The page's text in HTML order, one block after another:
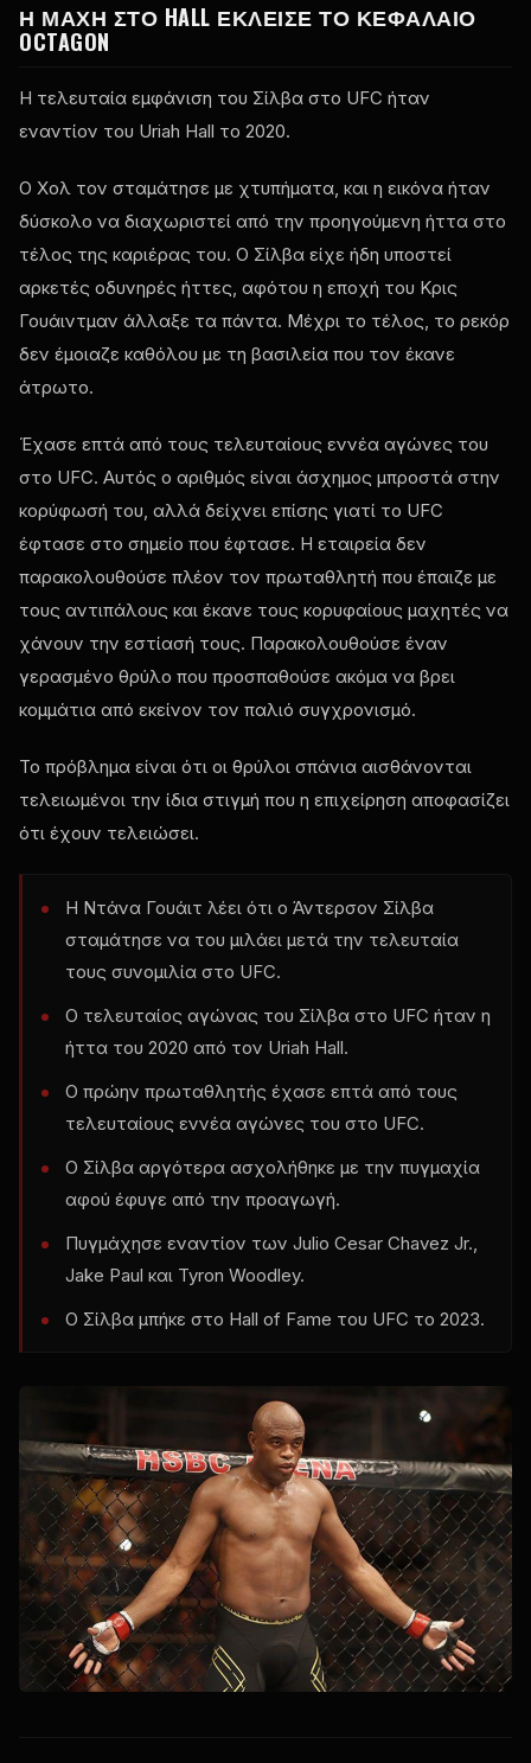
Η ΜΆΧΗ ΣΤΟ HALL ΈΚΛΕΙΣΕ ΤΟ ΚΕΦΆΛΑΙΟ
OCTAGON
Η τελευταία εμφάνιση του Σίλβα στο UFC ήταν
εναντίον του Uriah Hall το 2020.
Ο Χολ τον σταμάτησε με χτυπήματα, και η εικόνα ήταν
δύσκολο να διαχωριστεί από την προηγούμενη ήττα στο
τέλος της καριέρας του. Ο Σίλβα είχε ήδη υποστεί
αρκετές οδυνηρές ήττες, αφότου η εποχή του Κρις
Γουάιντμαν άλλαξε τα πάντα. Μέχρι το τέλος, το ρεκόρ
δεν έμοιαζε καθόλου με τη βασιλεία που τον έκανε
άτρωτο.
Έχασε επτά από τους τελευταίους εννέα αγώνες του
στο UFC. Αυτός ο αριθμός είναι άσχημος μπροστά στην
κορύφωσή του, αλλά δείχνει επίσης γιατί το UFC
έφτασε στο σημείο που έφτασε. Η εταιρεία δεν
παρακολουθούσε πλέον τον πρωταθλητή που έπαιζε με
τους αντιπάλους και έκανε τους κορυφαίους μαχητές να
χάνουν την εστίασή τους. Παρακολουθούσε έναν
γερασμένο θρύλο που προσπαθούσε ακόμα να βρει
κομμάτια από εκείνον τον παλιό συγχρονισμό.
Το πρόβλημα είναι ότι οι θρύλοι σπάνια αισθάνονται
τελειωμένοι την ίδια στιγμή που η επιχείρηση αποφασίζει
ότι έχουν τελειώσει.
Η Ντάνα Γουάιτ λέει ότι ο Άντερσον Σίλβα
σταμάτησε να του μιλάει μετά την τελευταία
τους συνομιλία στο UFC.
Ο τελευταίος αγώνας του Σίλβα στο UFC ήταν η
ήττα του 2020 από τον Uriah Hall.
Ο πρώην πρωταθλητής έχασε επτά από τους
τελευταίους εννέα αγώνες του στο UFC.
Ο Σίλβα αργότερα ασχολήθηκε με την πυγμαχία
αφού έφυγε από την προαγωγή.
Πυγμάχησε εναντίον των Julio Cesar Chavez Jr.,
Jake Paul και Tyron Woodley.
Ο Σίλβα μπήκε στο Hall of Fame του UFC το 2023.